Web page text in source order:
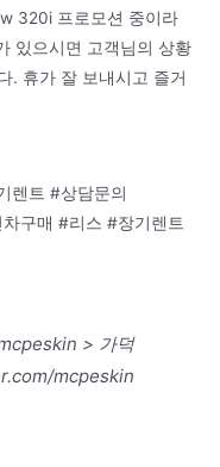
320i 프로모션 중이라
있으시면 고객님의 상황
. 휴가 잘 보내시고 즐거
렌트 #상담문의
구매 #리스 #장기렌트
> 가덕
mcpeskin